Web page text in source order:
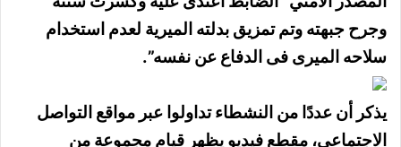
وجرح جبهته وتم تمزيق بدلته الميرية لعدم استخدام
سلاحه الميرى فى الدفاع عن نفسه”.
يذكر أن عددًا من النشطاء تداولوا عبر مواقع التواصل
الاجتماعي، مقطع فيديو يظهر قيام مجموعة من